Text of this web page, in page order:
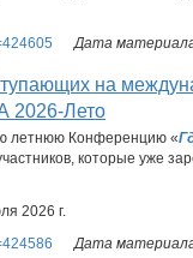
Дата
на
2026-Лето
летнюю Конференцию «
которые уже
2026 г.
Дата